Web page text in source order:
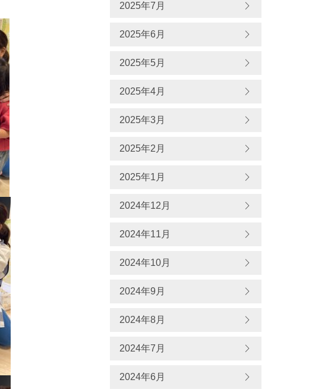
2025年7月
2025年6月
2025年5月
2025年4月
2025年3月
2025年2月
2025年1月
2024年12月
2024年11月
2024年10月
2024年9月
2024年8月
2024年7月
2024年6月